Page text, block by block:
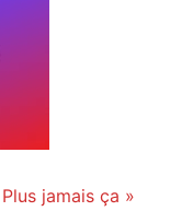
jamais ça »